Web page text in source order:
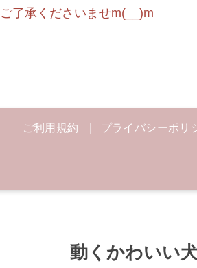
了承くださいませm(__)m
ご利用規約 プライバシーポリ
動くかわいい